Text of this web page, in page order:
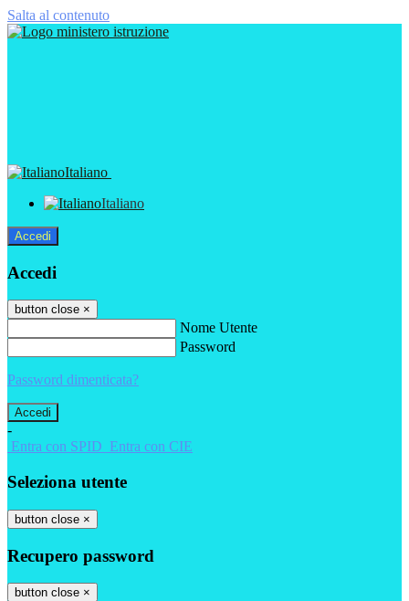
Salta al contenuto
Italiano
Italiano
Accedi
Accedi
button close ×
Nome Utente
Password
Password dimenticata?
-
Entra con SPID Entra con CIE
Seleziona utente
button close ×
Recupero password
button close ×